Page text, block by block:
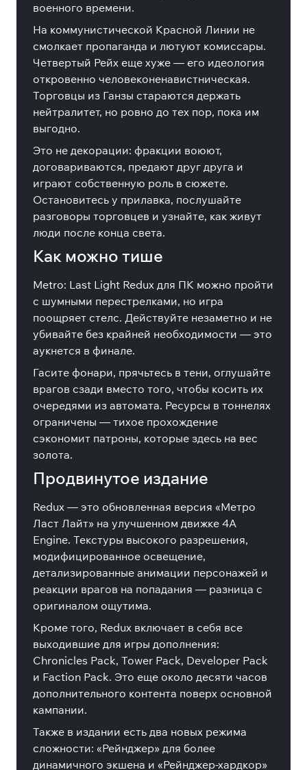
военного времени.
На коммунистической Красной Линии не
смолкает пропаганда и лютуют комиссары.
Четвертый Рейх еще хуже — его идеология
откровенно человеконенавистническая.
Торговцы из Ганзы стараются держать
нейтралитет, но ровно до тех пор, пока им
выгодно.
Это не декорации: фракции воюют,
договариваются, предают друг друга и
играют собственную роль в сюжете.
Остановитесь у прилавка, послушайте
разговоры торговцев и узнайте, как живут
люди после конца света.
Как можно тише
Metro: Last Light Redux для ПК можно пройти
с шумными перестрелками, но игра
поощряет стелс. Действуйте незаметно и не
убивайте без крайней необходимости — это
аукнется в финале.
Гасите фонари, прячьтесь в тени, оглушайте
врагов сзади вместо того, чтобы косить их
очередями из автомата. Ресурсы в тоннелях
ограничены — тихое прохождение
сэкономит патроны, которые здесь на вес
золота.
Продвинутое издание
Redux — это обновленная версия «Метро
Ласт Лайт» на улучшенном движке 4A
Engine. Текстуры высокого разрешения,
модифицированное освещение,
детализированные анимации персонажей и
реакции врагов на попадания — разница с
оригиналом ощутима.
Кроме того, Redux включает в себя все
выходившие для игры дополнения:
Chronicles Pack, Tower Pack, Developer Pack
и Faction Pack. Это еще около десяти часов
дополнительного контента поверх основной
кампании.
Также в издании есть два новых режима
сложности: «Рейнджер» для более
динамичного экшена и «Рейнджер-хардкор»